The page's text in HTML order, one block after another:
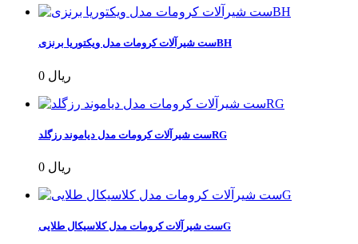
ست شیرآلات کرومات مدل ویکتوریا برنزیBH
0 ریال
ست شیرآلات کرومات مدل دیاموند رزگلدRG
0 ریال
ست شیرآلات کرومات مدل کلاسیکال طلاییG